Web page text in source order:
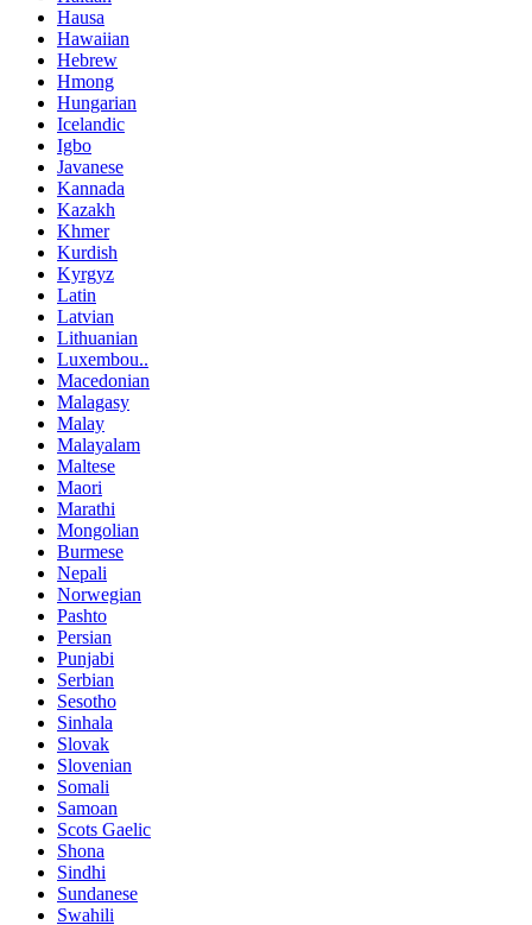
Hausa
Hawaiian
Hebrew
Hmong
Hungarian
Icelandic
Igbo
Javanese
Kannada
Kazakh
Khmer
Kurdish
Kyrgyz
Latin
Latvian
Lithuanian
Luxembou..
Macedonian
Malagasy
Malay
Malayalam
Maltese
Maori
Marathi
Mongolian
Burmese
Nepali
Norwegian
Pashto
Persian
Punjabi
Serbian
Sesotho
Sinhala
Slovak
Slovenian
Somali
Samoan
Scots Gaelic
Shona
Sindhi
Sundanese
Swahili